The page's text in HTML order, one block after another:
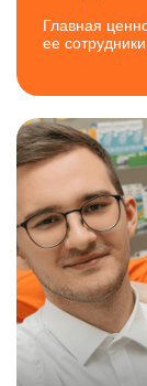
Главная
ее